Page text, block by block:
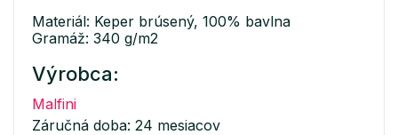
Materiál: Keper brúsený, 100% bavlna
Gramáž: 340 g/m2
Výrobca:
Malfini
Záručná doba: 24 mesiacov